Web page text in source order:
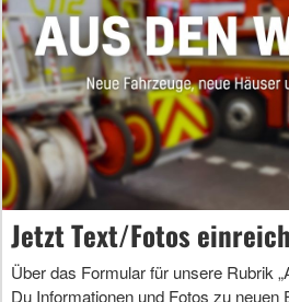
Jetzt Text/Fotos
Über das Formular für unsere Rubrik
Du Informationen und Fotos zu neuen